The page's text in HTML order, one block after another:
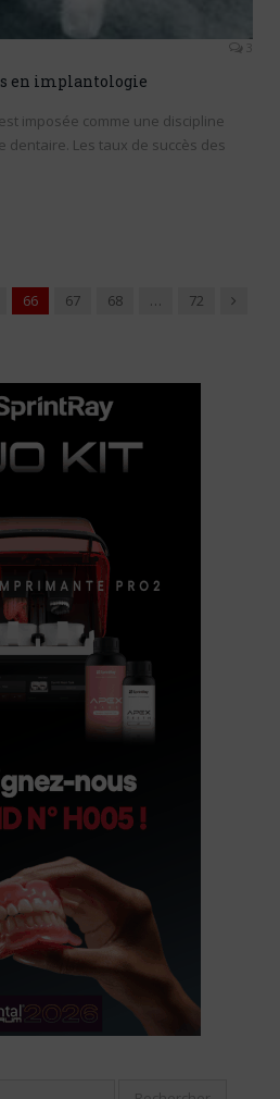
3
en implantologie
imposée comme une discipline
dentaire. Les taux de succès des
66 67 68 … 72 Suivant